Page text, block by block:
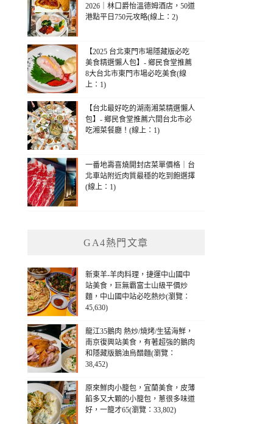
2026｜林口爵怡溫德姆酒店，50道
港點平日750元攻略(線上：2)
【2025 台北東門市場隱藏版必吃
美食精選懶人包】- 鄉民食堂推薦
8大台北市東門市場必吃美食(線
上：1)
【台北最好吃的湖南湘菜精選懶人
包】- 鄉民食堂推薦六間台北市必
吃湘菜餐廳！(線上：1)
一番地壽喜燒開封店菜單價格｜台
北車站附近肉質最穩的吃到飽選擇
(線上：1)
GA4熱門文章
新東羊-羊肉料理，捷運中山國中
站美食，巨無霸富士山級平價炒
麵，中山國中站必吃熱炒(瀏覽：
45,630)
龍江35鵝肉 熱炒/燒烤/生猛海鮮，
南京復興站美食，有著超強的鵝肉
和隱藏版鵝油烏醋麵(瀏覽：
38,452)
原來鮮肉小籠包，宜蘭美食，皮薄
餡多又大顆的小籠包，蔥很多味道
好，一籠才65(瀏覽：33,802)